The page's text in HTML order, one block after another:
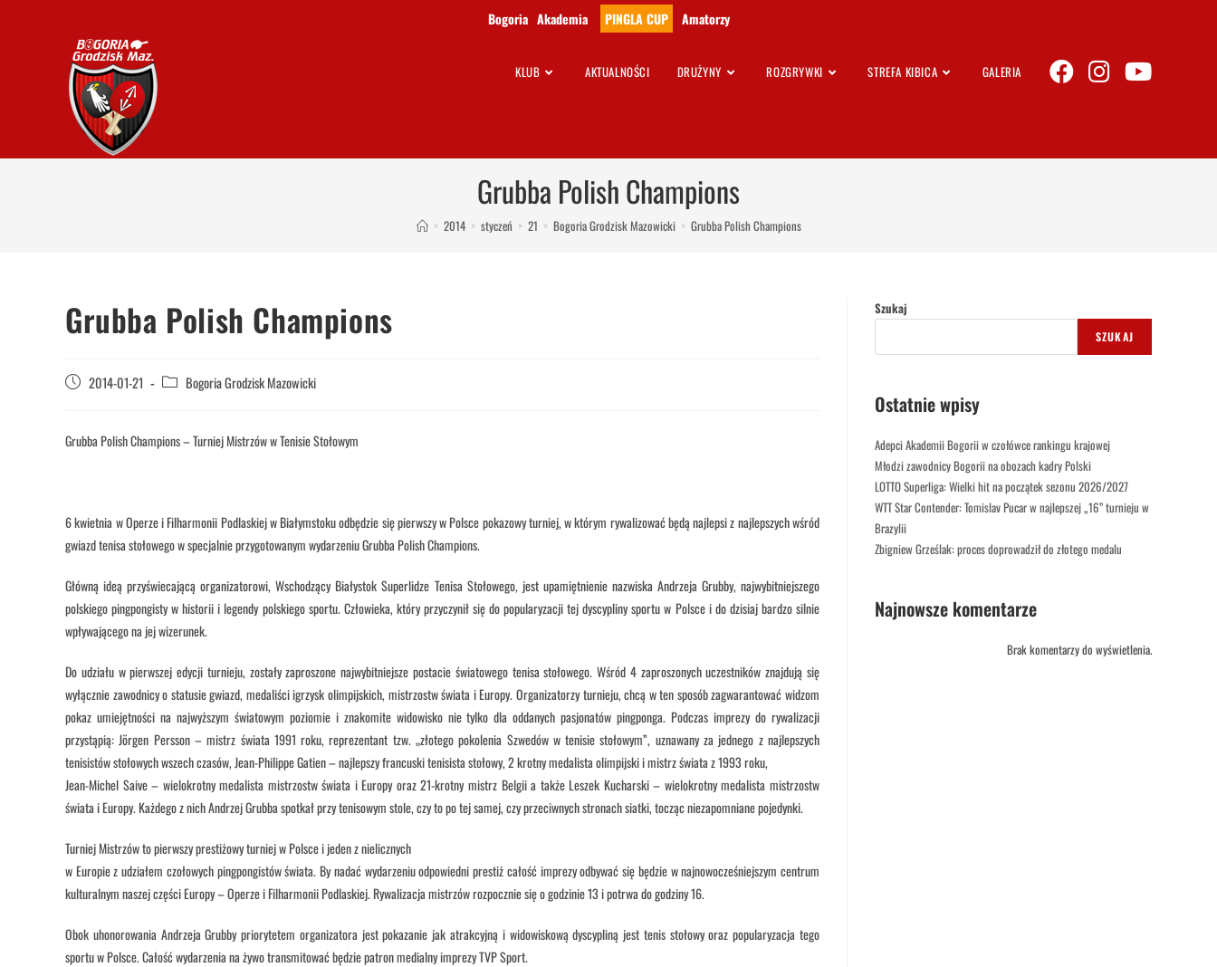
Bogoria Akademia PINGLA CUP Amatorzy
KLUB AKTUALNOŚCI DRUŻYNY ROZGRYWKI STREFA KIBICA GALERIA
Grubba Polish Champions
> 2014 > styczeń > 21 > Bogoria Grodzisk Mazowicki > Grubba Polish Champions
Grubba Polish Champions
2014-01-21 Bogoria Grodzisk Mazowicki
Grubba Polish Champions – Turniej Mistrzów w Tenisie Stołowym
6 kwietnia w Operze i Filharmonii Podlaskiej w Białymstoku odbędzie się pierwszy w Polsce pokazowy turniej, w którym rywalizować będą najlepsi z najlepszych wśród
gwiazd tenisa stołowego w specjalnie przygotowanym wydarzeniu Grubba Polish Champions.
Główną ideą przyświecającą organizatorowi, Wschodzący Białystok Superlidze Tenisa Stołowego, jest upamiętnienie nazwiska Andrzeja Grubby, najwybitniejszego
polskiego pingpongisty w historii i legendy polskiego sportu. Człowieka, który przyczynił się do popularyzacji tej dyscypliny sportu w Polsce i do dzisiaj bardzo silnie
wpływającego na jej wizerunek.
Do udziału w pierwszej edycji turnieju, zostały zaproszone najwybitniejsze postacie światowego tenisa stołowego. Wśród 4 zaproszonych uczestników znajdują się
wyłącznie zawodnicy o statusie gwiazd, medaliści igrzysk olimpijskich, mistrzostw świata i Europy. Organizatorzy turnieju, chcą w ten sposób zagwarantować widzom
pokaz umiejętności na najwyższym światowym poziomie i znakomite widowisko nie tylko dla oddanych pasjonatów pingponga. Podczas imprezy do rywalizacji
przystąpią: Jörgen Persson – mistrz świata 1991 roku, reprezentant tzw. „złotego pokolenia Szwedów w tenisie stołowym”, uznawany za jednego z najlepszych
tenisistów stołowych wszech czasów, Jean-Philippe Gatien – najlepszy francuski tenisista stołowy, 2 krotny medalista olimpijski i mistrz świata z 1993 roku,
Jean-Michel Saive – wielokrotny medalista mistrzostw świata i Europy oraz 21-krotny mistrz Belgii a także Leszek Kucharski – wielokrotny medalista mistrzostw
świata i Europy. Każdego z nich Andrzej Grubba spotkał przy tenisowym stole, czy to po tej samej, czy przeciwnych stronach siatki, tocząc niezapomniane pojedynki.
Turniej Mistrzów to pierwszy prestiżowy turniej w Polsce i jeden z nielicznych
w Europie z udziałem czołowych pingpongistów świata. By nadać wydarzeniu odpowiedni prestiż całość imprezy odbywać się będzie w najnowocześniejszym centrum
kulturalnym naszej części Europy – Operze i Filharmonii Podlaskiej. Rywalizacja mistrzów rozpocznie się o godzinie 13 i potrwa do godziny 16.
Obok uhonorowania Andrzeja Grubby priorytetem organizatora jest pokazanie jak atrakcyjną i widowiskową dyscypliną jest tenis stołowy oraz popularyzacja tego
sportu w Polsce. Całość wydarzenia na żywo transmitować będzie patron medialny imprezy TVP Sport.
Szukaj
SZUKAJ
Ostatnie wpisy
Adepci Akademii Bogorii w czołówce rankingu krajowej
Młodzi zawodnicy Bogorii na obozach kadry Polski
LOTTO Superliga: Wielki hit na początek sezonu 2026/2027
WTT Star Contender: Tomislav Pucar w najlepszej „16” turnieju w
Brazylii
Zbigniew Grześlak: proces doprowadził do złotego medalu
Najnowsze komentarze
Brak komentarzy do wyświetlenia.